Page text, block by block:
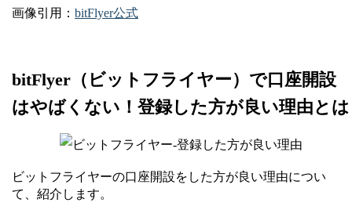
画像引用： bitFlyer公式
bitFlyer（ビットフライヤー）で口座開設
はやばくない！登録した方が良い理由とは
ビットフライヤーの口座開設をした方が良い理由につい
て、紹介します。